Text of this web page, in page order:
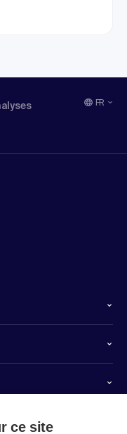
FR
ce site